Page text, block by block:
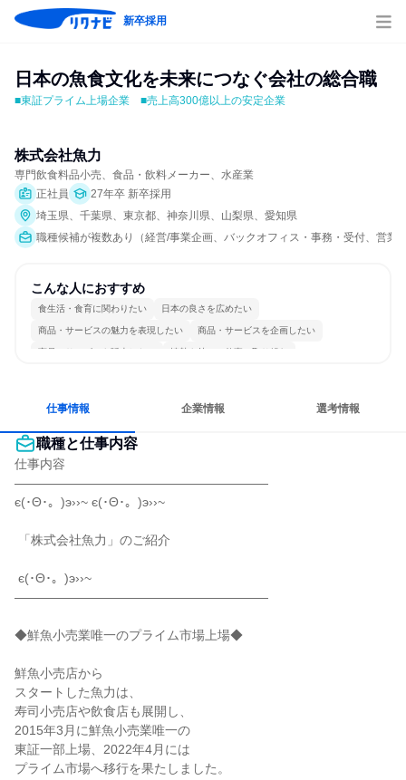
新卒採用
日本の魚食文化を未来につなぐ会社の総合職
■東証プライム上場企業　■売上高300億以上の安定企業
株式会社魚力
専門飲食料品小売、食品・飲料メーカー、水産業
正社員
27年卒 新卒採用
埼玉県、千葉県、東京都、神奈川県、山梨県、愛知県
職種候補が複数あり（経営/事業企画、バックオフィス・事務・受付、営
こんな人におすすめ
食生活・食育に関わりたい 日本の良さを広めたい
商品・サービスの魅力を表現したい 商品・サービスを企画したい
商品・サービスを販売したい 情熱を持って仕事に取り組む
仕事情報 企業情報 選考情報
職種と仕事内容
仕事内容
――――――――――――――――――――
є(･Θ･。)э››~ є(･Θ･。)э››~
――――――――――――――――――――
◆鮮魚小売業唯一のプライム市場上場◆
鮮魚小売店から
スタートした魚力は、
寿司小売店や飲食店も展開し、
2015年3月に鮮魚小売業唯一の
東証一部上場、2022年4月には
プライム市場へ移行を果たしました。